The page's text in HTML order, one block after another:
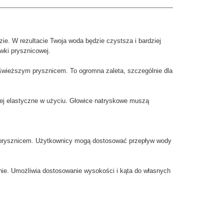
W rezultacie Twoja woda będzie czystsza i bardziej
prysznicowej.
prysznicem. To ogromna zaleta, szczególnie dla
elastyczne w użyciu. Głowice natryskowe muszą
Użytkownicy mogą dostosować przepływ wody
Umożliwia dostosowanie wysokości i kąta do własnych